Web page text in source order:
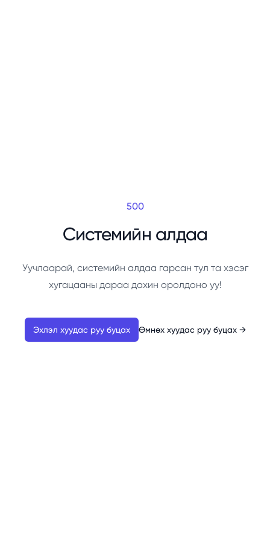
500
Системийн алдаа
Уучлаарай, системийн алдаа гарсан тул та хэсэг
хугацааны дараа дахин оролдоно уу!
Эхлэл хуудас руу буцах Өмнөх хуудас руу буцах →